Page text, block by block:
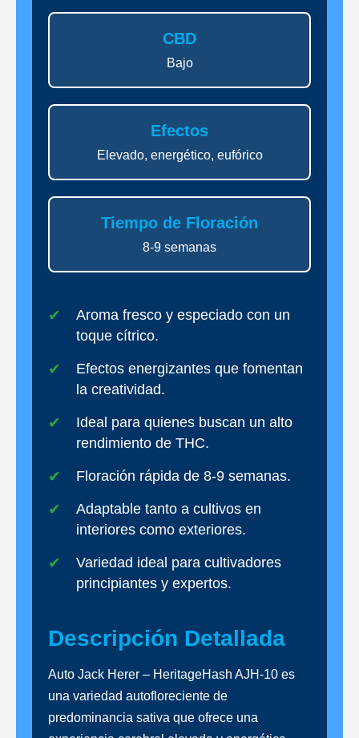
CBD
Bajo
Efectos
Elevado, energético, eufórico
Tiempo de Floración
8-9 semanas
Aroma fresco y especiado con un
toque cítrico.
Efectos energizantes que fomentan
la creatividad.
Ideal para quienes buscan un alto
rendimiento de THC.
Floración rápida de 8-9 semanas.
Adaptable tanto a cultivos en
interiores como exteriores.
Variedad ideal para cultivadores
principiantes y expertos.
Descripción Detallada
Auto Jack Herer – HeritageHash AJH-10 es
una variedad autofloreciente de
predominancia sativa que ofrece una